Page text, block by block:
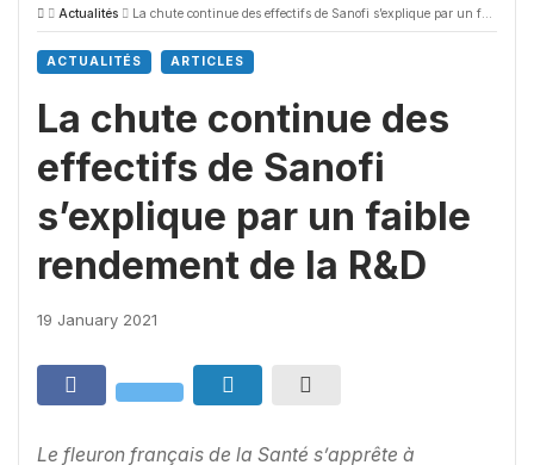
Actualités La chute continue des effectifs de Sanofi s’explique par un faible rendement de la R&D
ACTUALITÉS ARTICLES
La chute continue des
effectifs de Sanofi
s’explique par un faible
rendement de la R&D
19 January 2021
Le fleuron français de la Santé s’apprête à